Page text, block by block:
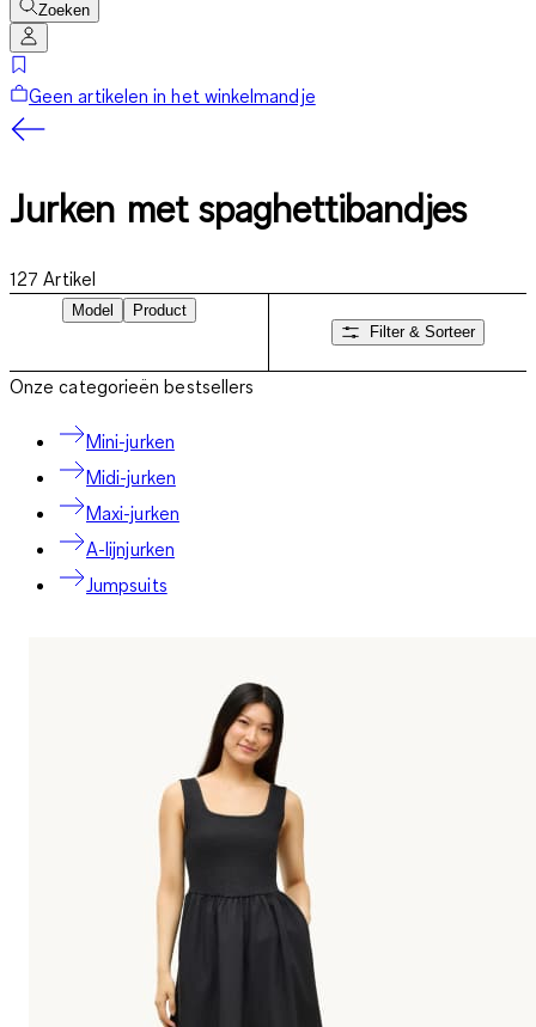
Zoeken
Geen artikelen in het winkelmandje
Jurken met spaghettibandjes
127 Artikel
Model
Product
Filter & Sorteer
Onze categorieën bestsellers
Mini-jurken
Midi-jurken
Maxi-jurken
A-lijnjurken
Jumpsuits